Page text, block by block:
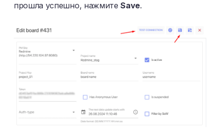
прошла успешно, нажмитеSave.